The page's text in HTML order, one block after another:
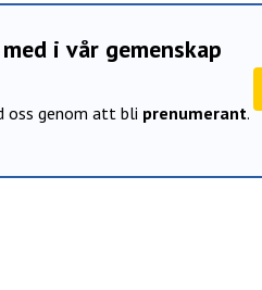
med i vår gemenskap
oss genom att bli prenumerant.